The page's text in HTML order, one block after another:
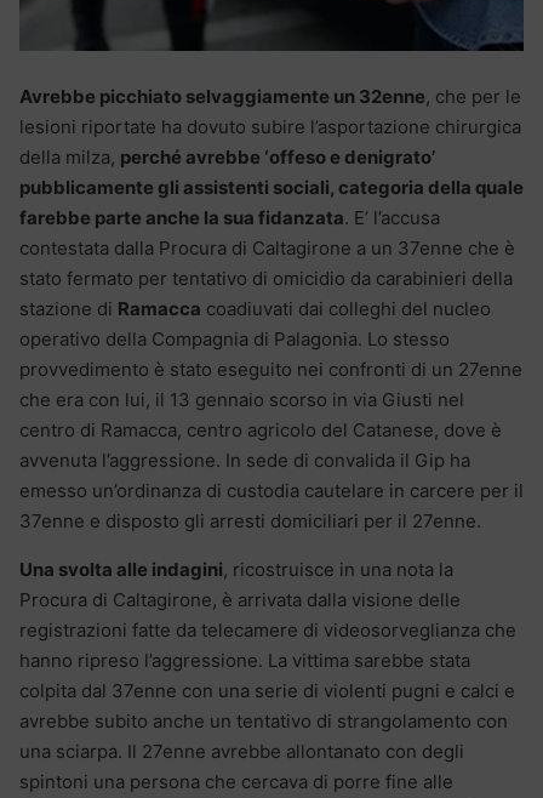
Avrebbe picchiato selvaggiamente un 32enne, che per le
lesioni riportate ha dovuto subire l’asportazione chirurgica
della milza, perché avrebbe ‘offeso e denigrato’
pubblicamente gli assistenti sociali, categoria della quale
farebbe parte anche la sua fidanzata. E’ l’accusa
contestata dalla Procura di Caltagirone a un 37enne che è
stato fermato per tentativo di omicidio da carabinieri della
stazione di Ramacca coadiuvati dai colleghi del nucleo
operativo della Compagnia di Palagonia. Lo stesso
provvedimento è stato eseguito nei confronti di un 27enne
che era con lui, il 13 gennaio scorso in via Giusti nel
centro di Ramacca, centro agricolo del Catanese, dove è
avvenuta l’aggressione. In sede di convalida il Gip ha
emesso un’ordinanza di custodia cautelare in carcere per il
37enne e disposto gli arresti domiciliari per il 27enne.
Una svolta alle indagini, ricostruisce in una nota la
Procura di Caltagirone, è arrivata dalla visione delle
registrazioni fatte da telecamere di videosorveglianza che
hanno ripreso l’aggressione. La vittima sarebbe stata
colpita dal 37enne con una serie di violenti pugni e calci e
avrebbe subito anche un tentativo di strangolamento con
una sciarpa. Il 27enne avrebbe allontanato con degli
spintoni una persona che cercava di porre fine alle